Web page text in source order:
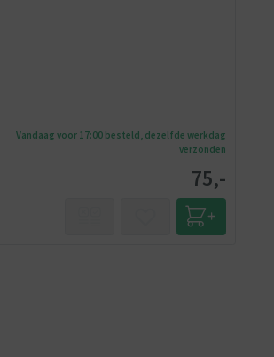
Vandaag voor 17:00 besteld, dezelfde werkdag
verzonden
75,-